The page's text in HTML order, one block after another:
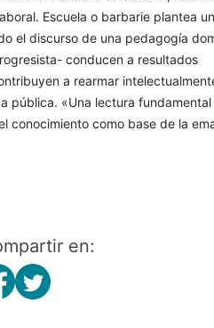
Escuela o barbarie plantea
el discurso de una pedagogía
conducen a resultados
a rearmar
pública. «Una lectura fundamental
conocimiento como base de la
en: